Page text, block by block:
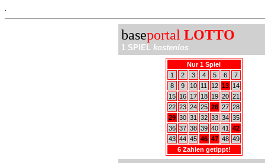
baseportal LOTTO
1 SPIEL kostenlos
Nur 1 Spiel
1
2 3 4 5 6
7
8
9 10 11 12 13
14
15
16 17 18 19 20 21
22 23 24 25 26 27 28
29 30 31 32 33 34 35
36 37 38 39 40 41
42
43 44 45 46 47 48 49
6 Zahlen getippt!